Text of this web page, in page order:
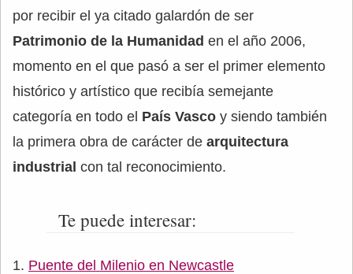
por recibir el ya citado galardón de ser
Patrimonio de la Humanidad en el año 2006,
momento en el que pasó a ser el primer elemento
histórico y artístico que recibía semejante
categoría en todo el País Vasco y siendo también
la primera obra de carácter de arquitectura
industrial con tal reconocimiento.
Te puede interesar:
Puente del Milenio en Newcastle